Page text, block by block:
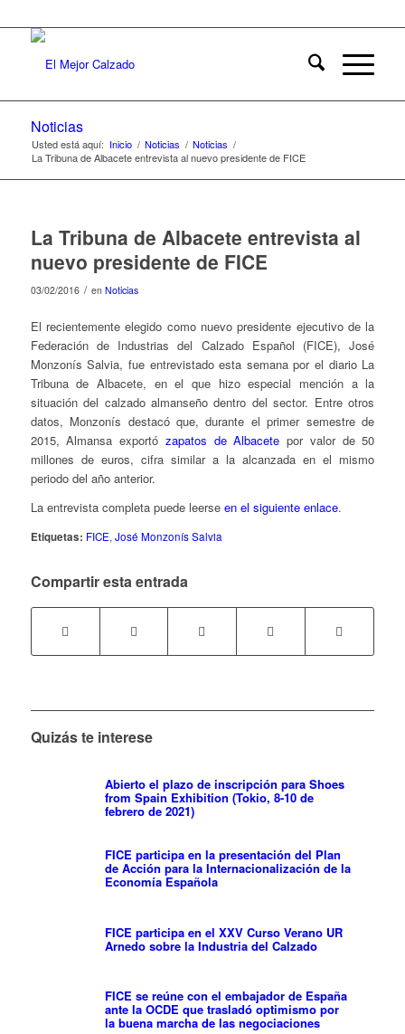
Noticias
Usted está aquí: Inicio / Noticias / Noticias /
La Tribuna de Albacete entrevista al nuevo presidente de FICE
La Tribuna de Albacete entrevista al
nuevo presidente de FICE
03/02/2016 / en Noticias
El recientemente elegido como nuevo presidente ejecutivo de la
Federación de Industrias del Calzado Español (FICE), José
Monzonís Salvia, fue entrevistado esta semana por el diario La
Tribuna de Albacete, en el que hizo especial mención a la
situación del calzado almanseño dentro del sector. Entre otros
datos, Monzonís destacó que, durante el primer semestre de
2015, Almansa exportó zapatos de Albacete por valor de 50
millones de euros, cifra similar a la alcanzada en el mismo
periodo del año anterior.
La entrevista completa puede leerse en el siguiente enlace.
Etiquetas: FICE, José Monzonís Salvia
Compartir esta entrada
Quizás te interese
Abierto el plazo de inscripción para Shoes
from Spain Exhibition (Tokio, 8-10 de
febrero de 2021)
FICE participa en la presentación del Plan
de Acción para la Internacionalización de la
Economía Española
FICE participa en el XXV Curso Verano UR
Arnedo sobre la Industria del Calzado
FICE se reúne con el embajador de España
ante la OCDE que trasladó optimismo por
la buena marcha de las negociaciones